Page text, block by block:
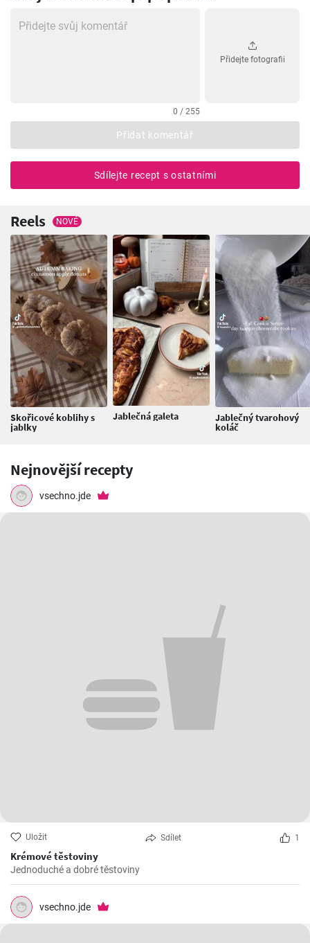
0 / 255
Přidejte fotografii
Přidat komentář
Sdílejte recept s ostatními
Reels NOVÉ
Skořicové koblihy s
jablky
Jablečná galeta Jablečný tvarohový
koláč
Nejnovější recepty
vsechno.jde
Uložit Sdílet 1
Krémové těstoviny
Jednoduché a dobré těstoviny
vsechno.jde